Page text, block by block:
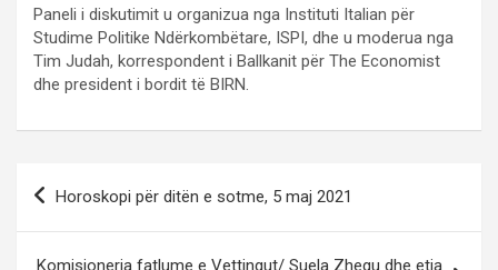
Paneli i diskutimit u organizua nga Instituti Italian për
Studime Politike Ndërkombëtare, ISPI, dhe u moderua nga
Tim Judah, korrespondent i Ballkanit për The Economist
dhe president i bordit të BIRN.
Horoskopi për ditën e sotme, 5 maj 2021
Komisionerja fatlume e Vettingut/ Suela Zhegu dhe etja